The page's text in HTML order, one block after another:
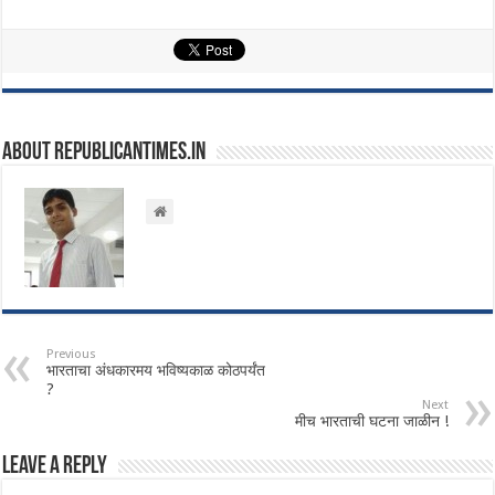
About republicantimes.in
Previous
भारताचा अंधकारमय भविष्यकाळ कोठपर्यंत
?
Next
मीच भारताची घटना जाळीन !
Leave a Reply